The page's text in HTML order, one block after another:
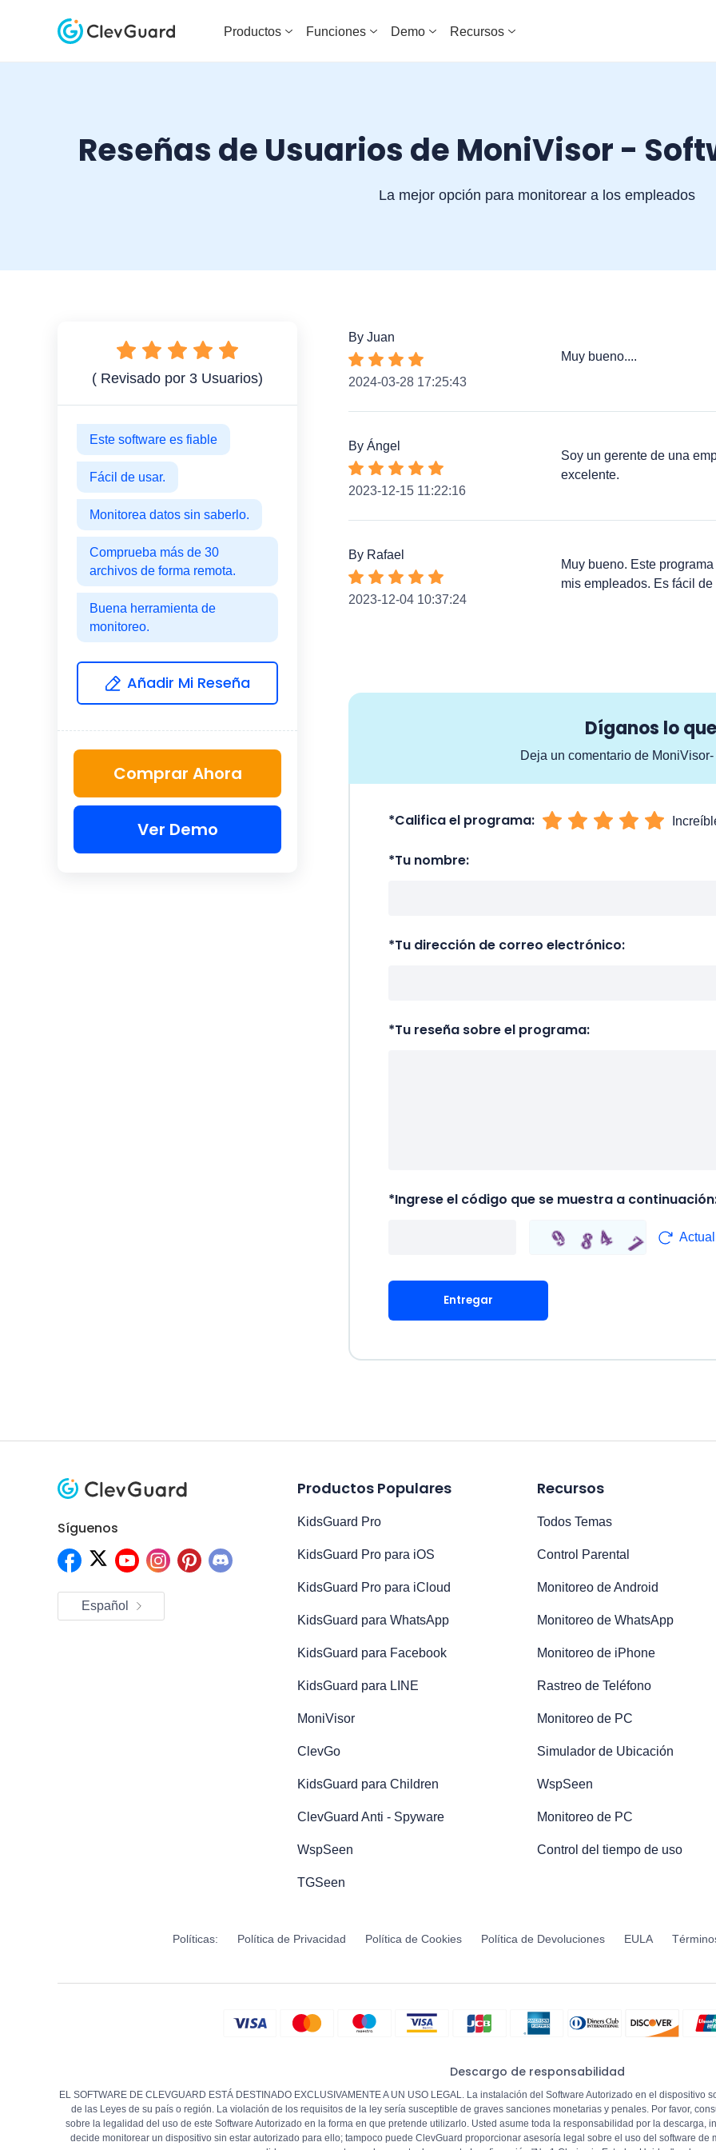
Productos Funciones Demo Recursos
Reseñas de Usuarios de MoniVisor -
La mejor opción para monitorear a los empleados
( Revisado por 3 Usuarios)
Este software es fiable
Fácil de usar.
Monitorea datos sin saberlo.
Comprueba más de 30
archivos de forma remota.
Buena herramienta de
monitoreo.
Añadir Mi Reseña
Comprar Ahora
Ver Demo
2024-03-28 17:25:43
Muy bueno....
By Juan
2023-12-15 11:22:16
Soy un gerente de una
excelente.
By Ángel
2023-12-04 10:37:24
Muy bueno. Este
mis empleados. Es fácil de
By Rafael
Díganos lo
Deja un comentario de
*Califica el programa:
*Tu nombre:
*Tu dirección de correo electrónico:
*Tu reseña sobre el programa:
*Ingrese el código que se muestra a
Síguenos
Español
Productos Populares
KidsGuard Pro
KidsGuard Pro para iOS
KidsGuard Pro para iCloud
KidsGuard para WhatsApp
KidsGuard para Facebook
KidsGuard para LINE
MoniVisor
ClevGo
KidsGuard para Children
ClevGuard Anti - Spyware
WspSeen
TGSeen
Recursos
Todos Temas
Control Parental
Monitoreo de Android
Monitoreo de WhatsApp
Monitoreo de iPhone
Rastreo de Teléfono
Monitoreo de PC
Simulador de Ubicación
WspSeen
Monitoreo de PC
Control del tiempo de uso
Políticas: Política de Privacidad Política de Cookies Política de Devoluciones EULA
Descargo de responsabilidad
EL SOFTWARE DE CLEVGUARD ESTÁ DESTINADO EXCLUSIVAMENTE A UN USO LEGAL. La instalación del Software Autorizado en el
de las Leyes de su país o región. La violación de los requisitos de la ley sería susceptible de graves sanciones monetarias y penales. Por favor,
sobre la legalidad del uso de este Software Autorizado en la forma en que pretende utilizarlo. Usted asume toda la responsabilidad por la descarga,
decide monitorear un dispositivo sin estar autorizado para ello; tampoco puede ClevGuard proporcionar asesoría legal sobre el uso del software